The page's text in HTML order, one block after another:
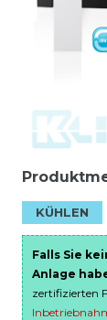
KÜHLEN
Falls Sie
Anlage
zertifizierten